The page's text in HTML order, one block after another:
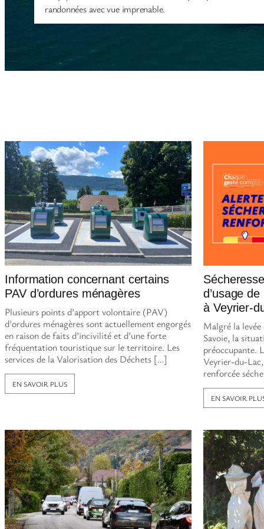
randonnées avec vue imprenable.
Information concernant certains
PAV d’ordures ménagères
Plusieurs points d’apport volontaire (PAV)
d’ordures ménagères sont actuellement engorgés
en raison de faits d’incivilité et d’une forte
fréquentation touristique sur le territoire. Les
services de la Valorisation des Déchets […]
EN SAVOIR PLUS
d’usage
à Veyrier-
Malgré la
Savoie, la
préoccupante.
Veyrier-du-
renforcée
EN SAVOIR